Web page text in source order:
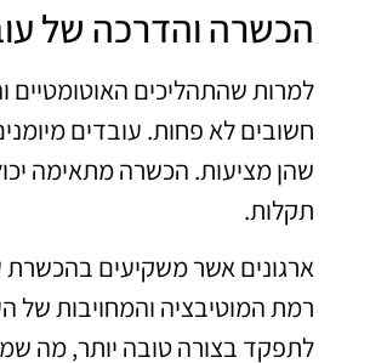
הכשרה והדרכה של
למרות שהתהליכים האוטומטיים
חשובים לא פחות. עובדים
שהן מציעות. הכשרה מתאימה
תקלות.
ארגונים אשר משקיעים
רמת המוטיבציה והמחויבות של
לתפקד בצורה טובה יותר, מה